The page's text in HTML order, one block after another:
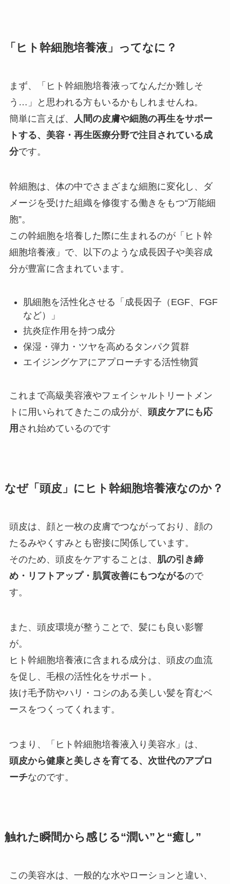
「ヒト幹細胞培養液」ってなに？
まず、「ヒト幹細胞培養液ってなんだか難しそ
う…」と思われる方もいるかもしれませんね。
簡単に言えば、
人間の皮膚や細胞の再生をサポー
トする、美容・再生医療分野で注目されている成
分です。
幹細胞は、体の中でさまざまな細胞に変化し、ダ
メージを受けた組織を修復する働きをもつ“万能細
胞”。
この幹細胞を培養した際に生まれるのが「ヒト幹
細胞培養液」で、以下のような成長因子や美容成
分が豊富に含まれています。
肌細胞を活性化させる「成長因子（EGF、FGF
など）」
抗炎症作用を持つ成分
保湿・弾力・ツヤを高めるタンパク質群
エイジングケアにアプローチする活性物質
これまで高級美容液やフェイシャルトリートメン
トに用いられてきたこの成分が、 頭皮ケアにも応
用 され始めているのです
なぜ「頭皮」にヒト幹細胞培養液なのか？
頭皮は、顔と一枚の皮膚でつながっており、顔の
たるみやくすみとも密接に関係しています。
そのため、頭皮をケアすることは、 肌の引き締
め・リフトアップ・肌質改善にもつながるので
す。
また、頭皮環境が整うことで、髪にも良い影響
が。
ヒト幹細胞培養液に含まれる成分は、頭皮の血流
を促し、毛根の活性化をサポート。
抜け毛予防やハリ・コシのある美しい髪を育むベ
ースをつくってくれます。
つまり、「ヒト幹細胞培養液入り美容水」は、
頭皮から健康と美しさを育てる、次世代のアプロ
ーチなのです。
触れた瞬間から感じる“潤い”と“癒し”
この美容水は、一般的な水やローションと違い、